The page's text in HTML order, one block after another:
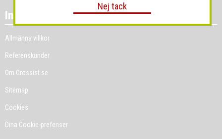
Information
Allmänna villkor
Referenskunder
Om Grossist.se
Sitemap
Cookies
Dina Cookie-prefenser
Nej tack